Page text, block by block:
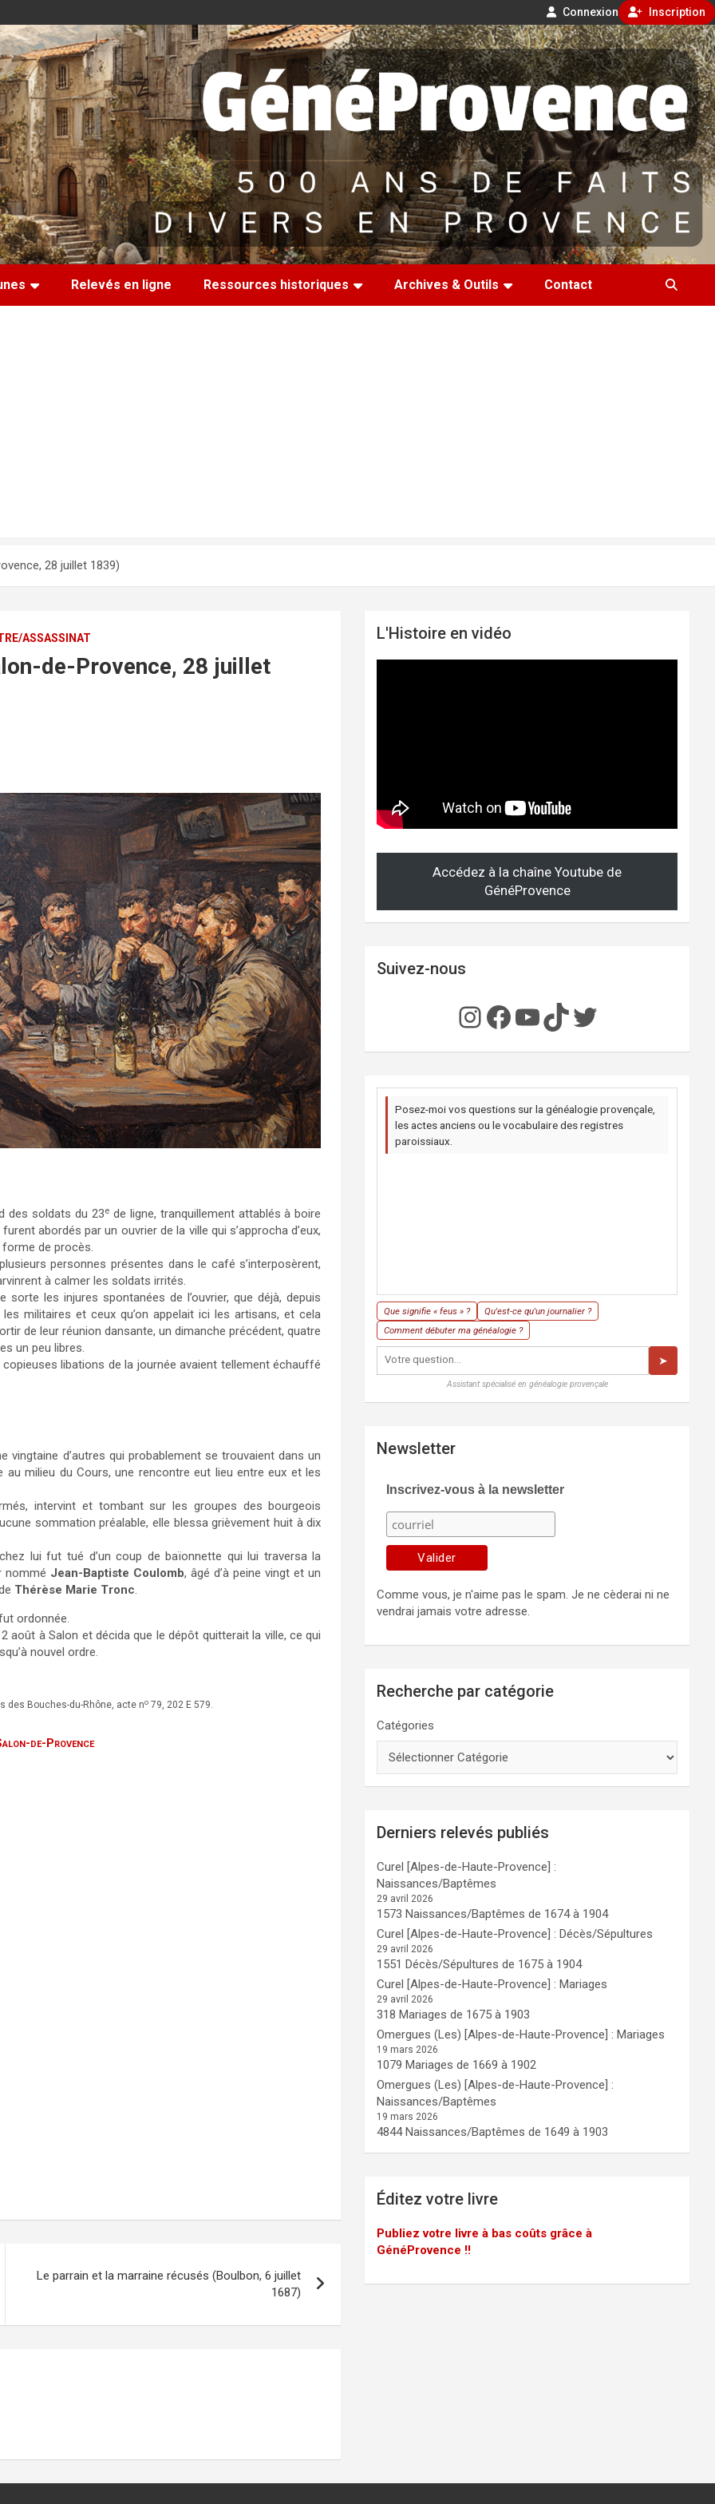
Connexion Inscription
Relevés en ligne Ressources historiques Archives & Outils Contact
28 juillet 1839)
ASSASSINAT
de-Provence, 28 juillet
des soldats du 23ede ligne, tranquillement attablés à boire
abordés par un ouvrier de la ville qui s’approcha d’eux,
forme de procès.
personnes présentes dans le café s’interposèrent,
à calmer les soldats irrités.
les injures spontanées de l’ouvrier, que déjà, depuis
militaires et ceux qu’on appelait ici les artisans, et cela
de leur réunion dansante, un dimanche précédent, quatre
un peu libres.
libations de la journée avaient tellement échauffé
d’autres qui probablement se trouvaient dans un
au milieu du Cours, une rencontre eut lieu entre eux et les
intervint et tombant sur les groupes des bourgeois
sommation préalable, elle blessa grièvement huit à dix
lui fut tué d’un coup de baïonnette qui lui traversa la
nommé Jean-Baptiste Coulomb, âgé d’à peine vingt et un
Thérèse Marie Tronc.
ordonnée.
août à Salon et décida que le dépôt quitterait la ville, ce qui
nouvel ordre.
des Bouches-du-Rhône, acte no 79, 202 E 579.
de-Provence
Le parrain et la marraine récusés (Boulbon, 6 juillet
1687)
L'Histoire en vidéo
Accédez à la chaîne Youtube de
GénéProvence
Suivez-nous
Instagram
Facebook
YouTube
TikTok
Twitter
Posez-moi vos questions sur la généalogie provençale,
les actes anciens ou le vocabulaire des registres
paroissiaux.
Que signifie « feus » ?
Qu'est-ce qu'un journalier ?
Comment débuter ma généalogie ?
➤
Assistant spécialisé en généalogie provençale
Newsletter
Inscrivez-vous à la newsletter
Comme vous, je n'aime pas le spam. Je ne cèderai ni ne
vendrai jamais votre adresse.
Recherche par catégorie
Catégories
Derniers relevés publiés
Curel [Alpes-de-Haute-Provence] :
Naissances/Baptêmes
29 avril 2026
1573 Naissances/Baptêmes de 1674 à 1904
Curel [Alpes-de-Haute-Provence] : Décès/Sépultures
29 avril 2026
1551 Décès/Sépultures de 1675 à 1904
Curel [Alpes-de-Haute-Provence] : Mariages
29 avril 2026
318 Mariages de 1675 à 1903
Omergues (Les) [Alpes-de-Haute-Provence] : Mariages
19 mars 2026
1079 Mariages de 1669 à 1902
Omergues (Les) [Alpes-de-Haute-Provence] :
Naissances/Baptêmes
19 mars 2026
4844 Naissances/Baptêmes de 1649 à 1903
Éditez votre livre
Publiez votre livre à bas coûts grâce à
GénéProvence !!